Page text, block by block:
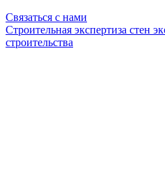
Связаться с нами
Строительная экспертиза стен
строительства